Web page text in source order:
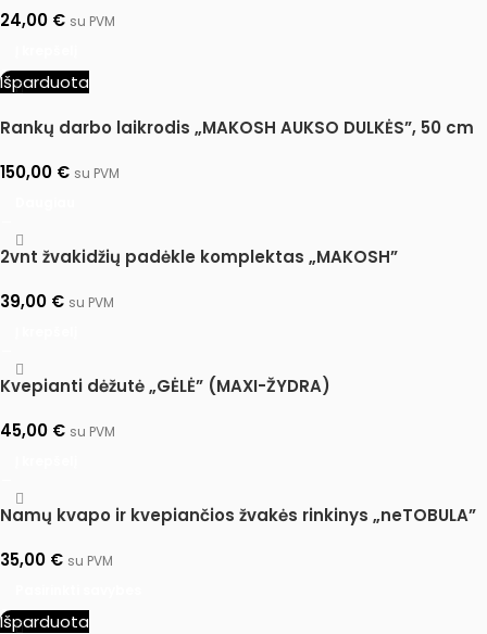
24,00 € su PVM
Išparduota
Rankų darbo laikrodis „MAKOSH AUKSO DULKĖS”, 50 cm
150,00 € su PVM
2vnt žvakidžių padėkle komplektas „MAKOSH”
39,00 € su PVM
Kvepianti dėžutė „GĖLĖ” (MAXI-ŽYDRA)
45,00 € su PVM
Namų kvapo ir kvepiančios žvakės rinkinys „neTOBULA”
35,00 € su PVM
Išparduota